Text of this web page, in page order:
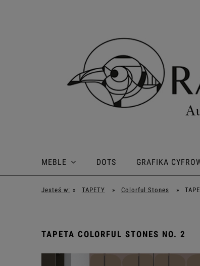
MEBLE DOTS GRAFIKA
Jesteś w: » TAPETY » Colorful Stones »
TAPETA COLORFUL STONES NO. 2